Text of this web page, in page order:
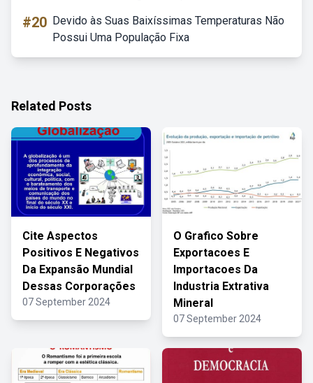
#20 Devido às Suas Baixíssimas Temperaturas Não
Possui Uma População Fixa
Related Posts
Cite Aspectos
Positivos E Negativos
Da Expansão Mundial
Dessas Corporações
07 September 2024
O Grafico Sobre
Exportacoes E
Importacoes Da
Industria Extrativa
Mineral
07 September 2024